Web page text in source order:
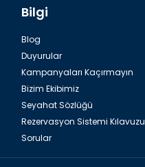
Bilgi
Blog
Duyurular
Kampanyaları Kaçırmayın
Bizim Ekibimiz
Seyahat Sözlüğü
Rezervasyon Sistemi Kılavuzu
Sorular